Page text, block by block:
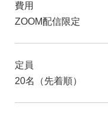
費用
ZOOM配信限定
定員
20名（先着順）